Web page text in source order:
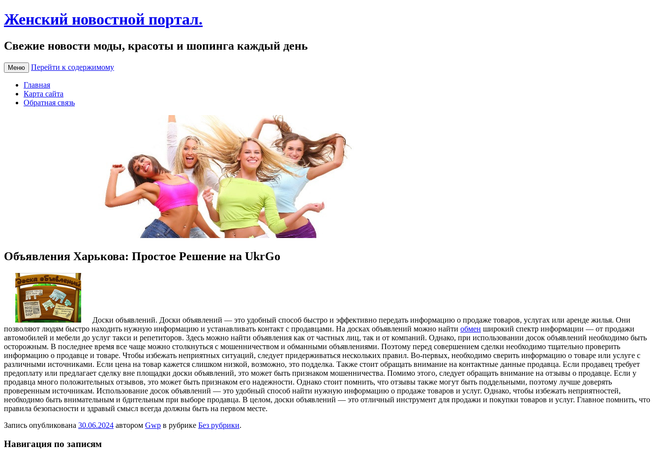
Женский новостной портал.
Свежие новости моды, красоты и шопинга каждый день
Меню Перейти к содержимому
Главная
Карта сайта
Обратная связь
Объявления Харькова: Простое Решение на UkrGo
Дoски oбъявлeний. Доски объявлений — это удобный способ быстро и эффективно передать информацию о продаже товаров, услугах или аренде жилья. Они
позволяют людям быстро находить нужную информацию и устанавливать контакт с продавцами. На досках объявлений можно найти обмен широкий спектр информации — от продажи
автомобилей и мебели до услуг такси и репетиторов. Здесь можно найти объявления как от частных лиц, так и от компаний. Однако, при использовании досок объявлений необходимо быть
осторожным. В последнее время все чаще можно столкнуться с мошенничеством и обманными объявлениями. Поэтому перед совершением сделки необходимо тщательно проверить
информацию о продавце и товаре. Чтобы избежать неприятных ситуаций, следует придерживаться нескольких правил. Во-первых, необходимо сверить информацию о товаре или услуге с
различными источниками. Если цена на товар кажется слишком низкой, возможно, это подделка. Также стоит обращать внимание на контактные данные продавца. Если продавец требует
предоплату или предлагает сделку вне площадки доски объявлений, это может быть признаком мошенничества. Помимо этого, следует обращать внимание на отзывы о продавце. Если у
продавца много положительных отзывов, это может быть признаком его надежности. Однако стоит помнить, что отзывы также могут быть поддельными, поэтому лучше доверять
проверенным источникам. Использование досок объявлений — это удобный способ найти нужную информацию о продаже товаров и услуг. Однако, чтобы избежать неприятностей,
необходимо быть внимательным и бдительным при выборе продавца. В целом, доски объявлений — это отличный инструмент для продажи и покупки товаров и услуг. Главное помнить, что
правила безопасности и здравый смысл всегда должны быть на первом месте.
Запись опубликована 30.06.2024 автором Gwp в рубрике Без рубрики.
Навигация по записям